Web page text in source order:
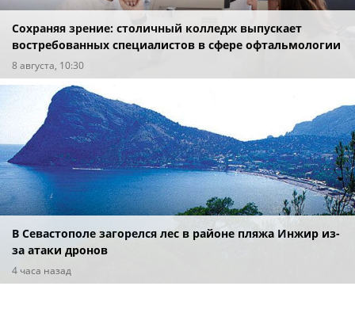
Сохраняя зрение: столичный колледж выпускает
востребованных специалистов в сфере офтальмологии
8 августа, 10:30
В Севастополе загорелся лес в районе пляжа Инжир из-
за атаки дронов
4 часа назад